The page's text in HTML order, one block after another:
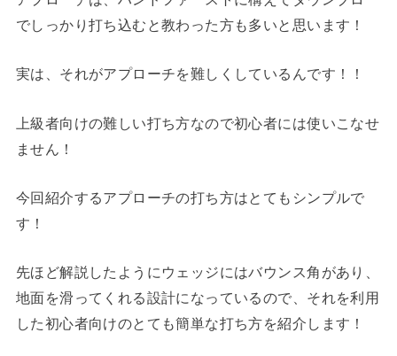
でしっかり打ち込むと教わった方も多いと思います！
実は、それがアプローチを難しくしているんです！！
上級者向けの難しい打ち方なので初心者には使いこなせ
ません！
今回紹介するアプローチの打ち方はとてもシンプルで
す！
先ほど解説したようにウェッジにはバウンス角があり、
地面を滑ってくれる設計になっているので、それを利用
した初心者向けのとても簡単な打ち方を紹介します！